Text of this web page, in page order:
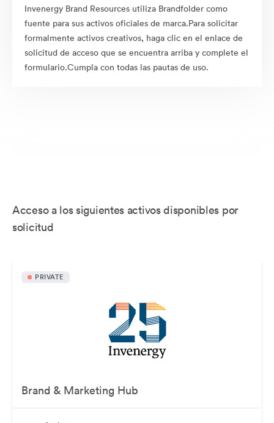
Invenergy Brand Resources utiliza Brandfolder como
fuente para sus activos oficiales de marca.Para solicitar
formalmente activos creativos, haga clic en el enlace de
solicitud de acceso que se encuentra arriba y complete el
formulario.Cumpla con todas las pautas de uso.
Acceso a los siguientes activos disponibles por
solicitud
PRIVATE
Brand & Marketing Hub